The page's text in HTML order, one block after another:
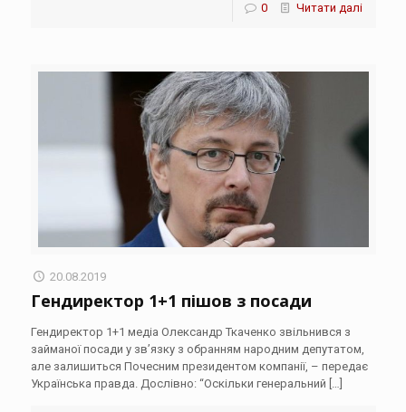
0 Читати далі
20.08.2019
Гендиректор 1+1 пішов з посади
Гендиректор 1+1 медіа Олександр Ткаченко звільнився з
займаної посади у зв’язку з обранням народним депутатом,
але залишиться Почесним президентом компанії, – передає
Українська правда. Дослівно: “Оскільки генеральний […]